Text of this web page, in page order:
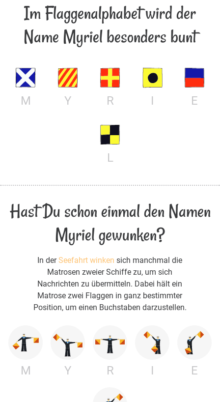
Im Flaggenalphabet wird der
Name Myriel besonders bunt
M Y R I E
L
Hast Du schon einmal den Namen
Myriel gewunken?
In derSeefahrt winken sich manchmal die
Matrosen zweier Schiffe zu, um sich
Nachrichten zu übermitteln. Dabei hält ein
Matrose zwei Flaggen in ganz bestimmter
Position, um einen Buchstaben darzustellen.
M Y R I E